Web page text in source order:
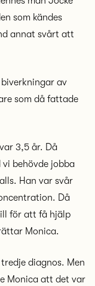
som kändes
annat svårt att
av
som då fattade
3,5 år. Då
behövde jobba
Han var svår
Då
för att få hjälp
Monica.
diagnos. Men
Monica att det var